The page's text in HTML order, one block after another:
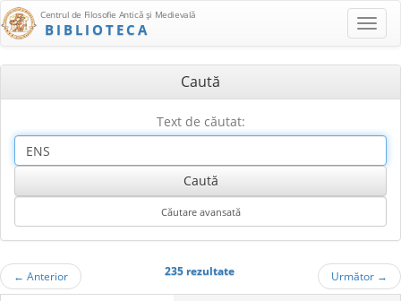
Centrul de Filosofie Antică şi Medievală
BIBLIOTECA
Caută
Text de căutat:
← Anterior 235 rezultate Următor →